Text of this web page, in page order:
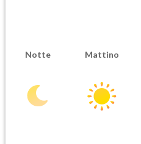
Notte Mattino